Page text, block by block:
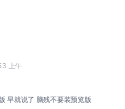
上午
就知道每次有sb喷预览版 早就说了 脑残不要装预览版